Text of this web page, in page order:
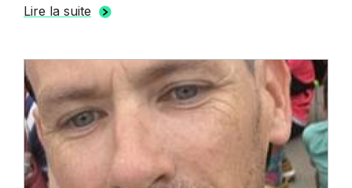
Lire la suite